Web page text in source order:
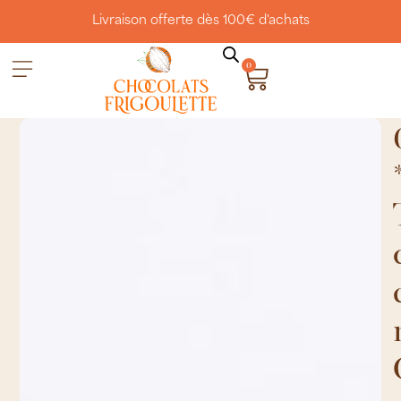
Livraison offerte dès 100€ d'achats
0